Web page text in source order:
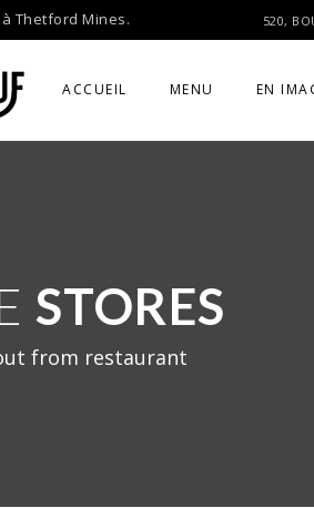
Thetford Mines. 520,
ACCUEIL MENU EN
STORES
from restaurant